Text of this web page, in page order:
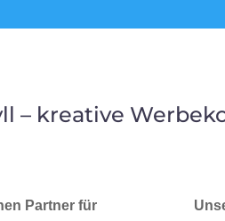
– kreative
Partner für